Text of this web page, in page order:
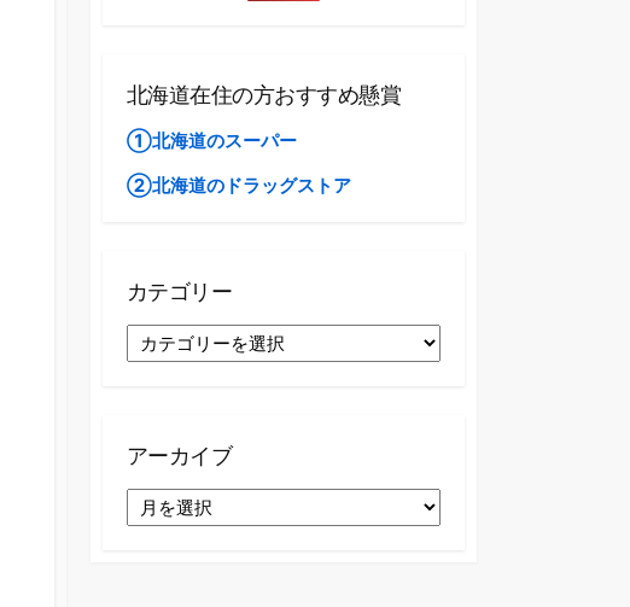
北海道在住の方おすすめ懸賞
①北海道のスーパー
②北海道のドラッグストア
カテゴリー
カ
テ
アーカイブ
ー